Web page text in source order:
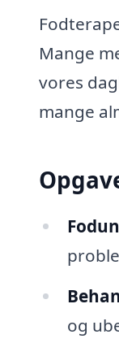
Mange
vores
mange
og